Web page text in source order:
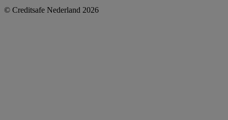
© Creditsafe Nederland 2026